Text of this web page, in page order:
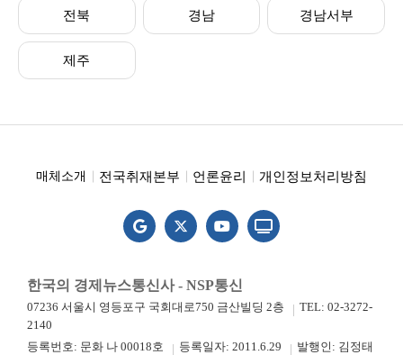
전북 경남 경남서부
제주
매체소개 전국취재본부 언론윤리 개인정보처리방침
한국의 경제뉴스통신사 - NSP통신
07236 서울시 영등포구 국회대로750 금산빌딩 2층
TEL: 02-3272-
2140
등록번호: 문화 나 00018호
등록일자: 2011.6.29 발행인: 김정태